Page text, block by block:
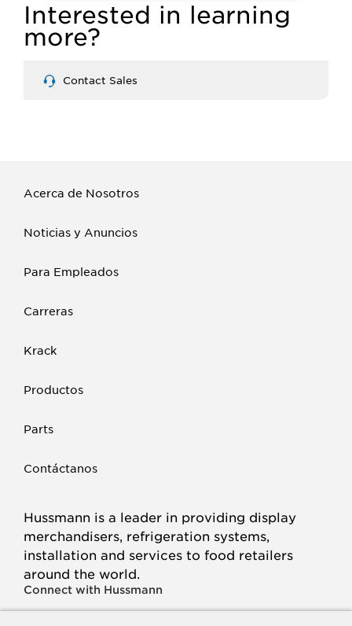
Interested in learning
more?
Contact Sales
Acerca de Nosotros
Noticias y Anuncios
Para Empleados
Carreras
Krack
Productos
Parts
Contáctanos
Hussmann is a leader in providing display
merchandisers, refrigeration systems,
installation and services to food retailers
around the world.
Connect with Hussmann